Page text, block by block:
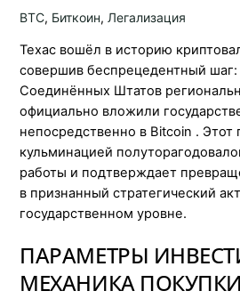
BTC, Биткоин, Легализация
Техас вошёл в историю
совершив беспрецедентный
Соединённых Штатов
официально вложили
непосредственно в Bitcoin . Этот
кульминацией
работы и подтверждает
в признанный стратегический
государственном уровне.
ПАРАМЕТРЫ
МЕХАНИКА ПОКУПКИ